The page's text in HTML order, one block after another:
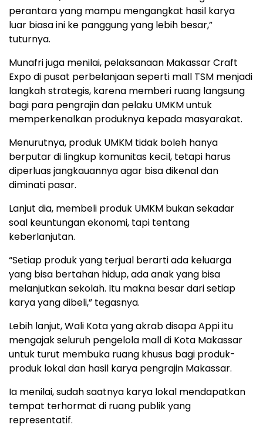
perantara yang mampu mengangkat hasil karya
luar biasa ini ke panggung yang lebih besar,”
tuturnya.
Munafri juga menilai, pelaksanaan Makassar Craft
Expo di pusat perbelanjaan seperti mall TSM menjadi
langkah strategis, karena memberi ruang langsung
bagi para pengrajin dan pelaku UMKM untuk
memperkenalkan produknya kepada masyarakat.
Menurutnya, produk UMKM tidak boleh hanya
berputar di lingkup komunitas kecil, tetapi harus
diperluas jangkauannya agar bisa dikenal dan
diminati pasar.
Lanjut dia, membeli produk UMKM bukan sekadar
soal keuntungan ekonomi, tapi tentang
keberlanjutan.
“Setiap produk yang terjual berarti ada keluarga
yang bisa bertahan hidup, ada anak yang bisa
melanjutkan sekolah. Itu makna besar dari setiap
karya yang dibeli,” tegasnya.
Lebih lanjut, Wali Kota yang akrab disapa Appi itu
mengajak seluruh pengelola mall di Kota Makassar
untuk turut membuka ruang khusus bagi produk-
produk lokal dan hasil karya pengrajin Makassar.
Ia menilai, sudah saatnya karya lokal mendapatkan
tempat terhormat di ruang publik yang
representatif.